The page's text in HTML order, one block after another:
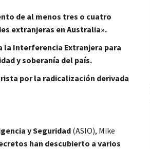
de al menos tres o cuatro
extranjeras en Australia».
la Interferencia Extranjera para
y soberanía del país.
por la radicalización derivada
y Seguridad (ASIO), Mike
han descubierto a varios